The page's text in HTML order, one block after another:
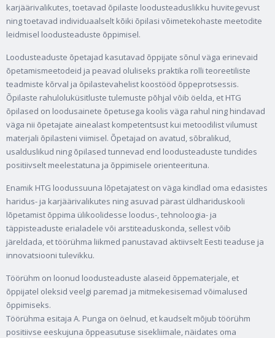
karjäärivalikutes, toetavad õpilaste loodusteaduslikku huvitegevust
ning toetavad individuaalselt kõiki õpilasi võimetekohaste meetodite
leidmisel loodusteaduste õppimisel.
Loodusteaduste õpetajad kasutavad õppijate sõnul väga erinevaid
õpetamismeetodeid ja peavad oluliseks praktika rolli teoreetiliste
teadmiste kõrval ja õpilastevahelist koostööd õppeprotsessis.
Õpilaste rahuloluküsitluste tulemuste põhjal võib öelda, et HTG
õpilased on loodusainete õpetusega koolis väga rahul ning hindavad
väga nii õpetajate ainealast kompetentsust kui metoodilist vilumust
materjali õpilasteni viimisel. Õpetajad on avatud, sõbralikud,
usalduslikud ning õpilased tunnevad end loodusteaduste tundides
positiivselt meelestatuna ja õppimisele orienteerituna.
Enamik HTG loodussuuna lõpetajatest on väga kindlad oma edasistes
haridus- ja karjäärivalikutes ning asuvad pärast üldhariduskooli
lõpetamist õppima ülikoolidesse loodus-, tehnoloogia- ja
täppisteaduste erialadele või arstiteaduskonda, sellest võib
järeldada, et töörühma liikmed panustavad aktiivselt Eesti teaduse ja
innovatsiooni tulevikku.
Töörühm on loonud loodusteaduste alaseid õppematerjale, et
õppijatel oleksid veelgi paremad ja mitmekesisemad võimalused
õppimiseks.
Töörühma esitaja A. Punga on öelnud, et kaudselt mõjub töörühm
positiivse eeskujuna õppeasutuse sisekliimale, näidates oma